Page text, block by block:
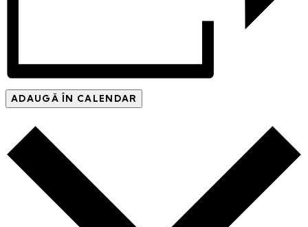
ADAUGĂ ÎN CALENDAR